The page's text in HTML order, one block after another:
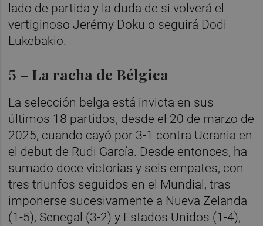
lado de partida y la duda de si volverá el
vertiginoso Jerémy Doku o seguirá Dodi
Lukebakio.
5 – La racha de Bélgica
La selección belga está invicta en sus
últimos 18 partidos, desde el 20 de marzo de
2025, cuando cayó por 3-1 contra Ucrania en
el debut de Rudi García. Desde entonces, ha
sumado doce victorias y seis empates, con
tres triunfos seguidos en el Mundial, tras
imponerse sucesivamente a Nueva Zelanda
(1-5), Senegal (3-2) y Estados Unidos (1-4),